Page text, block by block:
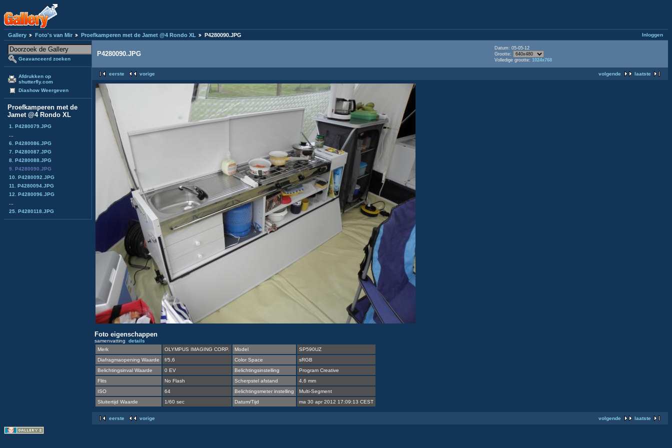
Inloggen
Gallery Foto's van Mir Proefkamperen met de Jamet @4 Rondo XL P4280090.JPG
Geavanceerd zoeken
Afdrukken op
shutterfly.com
Diashow Weergeven
Proefkamperen met de
Jamet @4 Rondo XL
1. P4280079.JPG
6. P4280086.JPG
7. P4280087.JPG
8. P4280088.JPG
9. P4280090.JPG
10. P4280092.JPG
11. P4280094.JPG
12. P4280096.JPG
25. P4280118.JPG
P4280090.JPG
Datum: 05-05-12
Grootte:
Volledige grootte: 1024x768
volgende laatste
eerste vorige
Foto eigenschappen
samenvatting details
Merk
OLYMPUS IMAGING CORP. Model
SP590UZ
Diafragmaopening Waarde
f/5,6 Color Space
sRGB
Belichtingsinval Waarde
0 EV Belichtingsinstelling
Program Creative
Flits
No Flash Scherpstel afstand
4,6 mm
ISO
64 Belichtingsmeter instelling
Multi-Segment
Sluitertijd Waarde
1/60 sec Datum/Tijd ma 30 apr 2012 17:09:13 CEST
volgende laatste
eerste vorige